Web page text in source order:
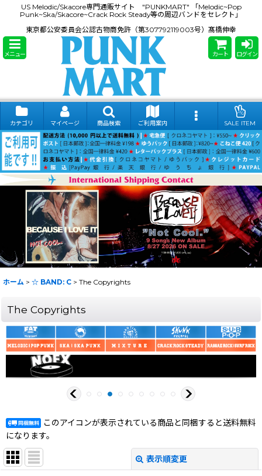
US Melodic/Skacore専門通販サイト "PUNKMART" 「Melodic~Pop
Punk~Ska/Skacore~Crack Rock Steady等の周辺バンドをセレクト」
東京都公安委員会公認古物商免許（第307792119003号）髙橋伸幸
メニュー カート ログイン
カテゴリ マイページ 商品検索 ご利用案内 SALE ITEM
ホーム > ☆ BAND: C > The Copyrights
The Copyrights
このアイコンが表示されている商品と同梱すると送料無料
になります。
表示順変更